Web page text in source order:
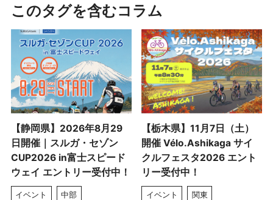
このタグを含むコラム
【静岡県】2026年8月29
日開催｜スルガ・セゾン
CUP2026 in富士スピード
ウェイ エントリー受付中！
イベント 中部
【栃木県】11月7日（土）
開催 Vélo.Ashikaga サイ
クルフェスタ2026 エント
リー受付中！
イベント 関東